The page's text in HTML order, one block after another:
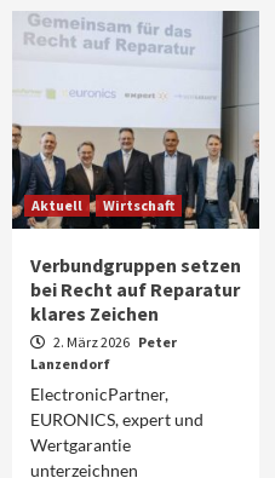
Aktuell Wirtschaft
Verbundgruppen setzen
bei Recht auf Reparatur
klares Zeichen
2. März 2026 Peter
Lanzendorf
ElectronicPartner,
EURONICS, expert und
Wertgarantie
unterzeichnen